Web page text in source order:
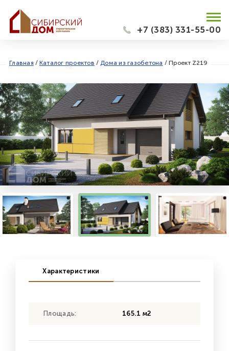
+7 (383) 331-55-00
Главная / Каталог проектов / Дома из газобетона / Проект Z219
Характеристики
Площадь: 165.1 м2